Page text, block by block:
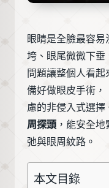
眼睛是全臉最容
垮、眼尾微微下
問題讓整個人看
備好做眼皮手術，
慮的非侵入式選擇
周探頭 ，能安全
弛與眼周紋路。
本文目錄